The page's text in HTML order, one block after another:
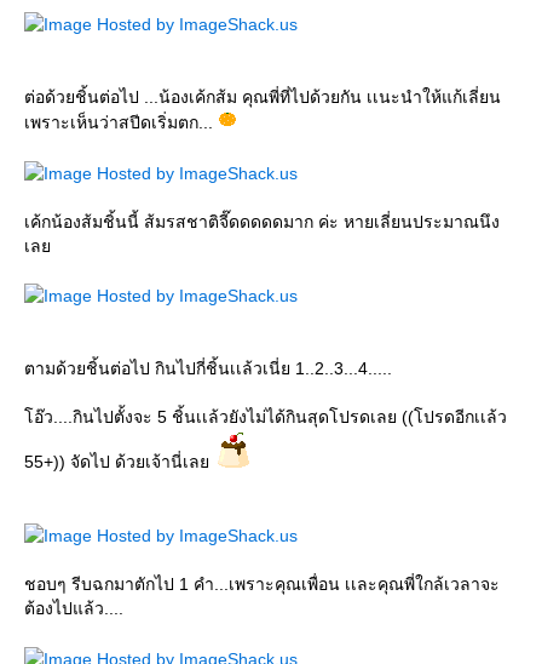
ต่อด้วยชิ้นต่อไป ...น้องเค้กส้ม คุณพี่ที่ไปด้วยกัน เเนะนำให้แก้เลี่ยน
เพราะเห็นว่าสปีดเริ่มตก...
เค้กน้องส้มชิ้นนี้ ส้มรสชาติจี๊ดดดดดมาก ค่ะ หายเลี่ยนประมาณนึง
เล
ตามด้วยชิ้นต่อไป กินไปกี่ชิ้นเเล้วเนี่ย 1..2..3...4.....
อ๊ว....กินไปตั้งจะ 5 ชิ้นเเล้วยังไม่ได้กินสุดโปรดเลย ((โปรดอีกเเล้ว
55+)) จัดไป ด้วยเจ้านี่เล
ชอบๆ รีบฉกมาตักไป 1 คำ...เพราะคุณเพื่อน เเละคุณพี่ใกล้เวลาจะ
ต้องไปแล้ว....